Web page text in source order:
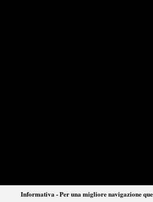
Informativa - Per una migliore navigazione